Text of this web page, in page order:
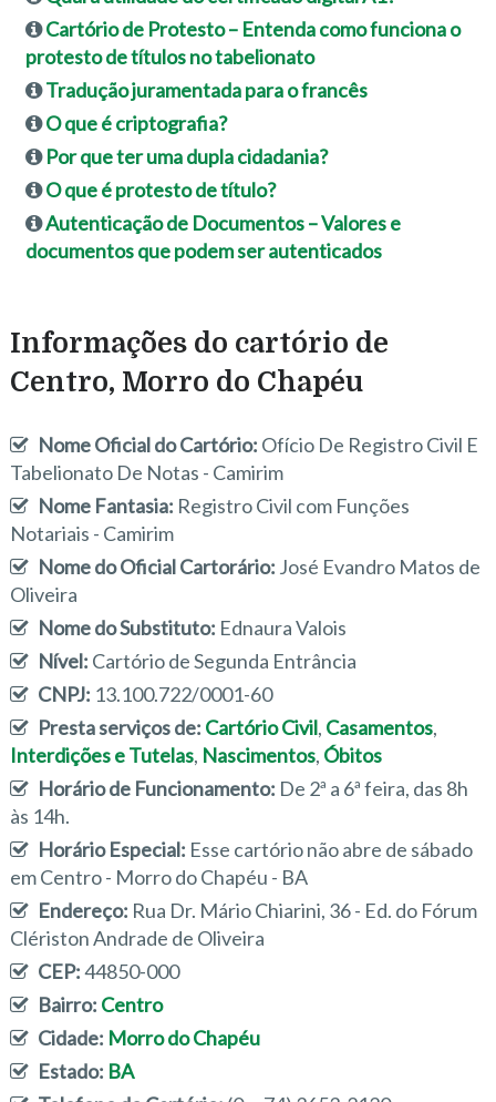
Cartório de Protesto – Entenda como funciona o
protesto de títulos no tabelionato
Tradução juramentada para o francês
O que é criptografia?
Por que ter uma dupla cidadania?
O que é protesto de título?
Autenticação de Documentos – Valores e
documentos que podem ser autenticados
Informações do cartório de
Centro, Morro do Chapéu
Nome Oficial do Cartório: Ofício De Registro Civil E
Tabelionato De Notas - Camirim
Nome Fantasia: Registro Civil com Funções
Notariais - Camirim
Nome do Oficial Cartorário: José Evandro Matos de
Oliveira
Nome do Substituto: Ednaura Valois
Nível: Cartório de Segunda Entrância
CNPJ: 13.100.722/0001-60
Presta serviços de: Cartório Civil, Casamentos,
Interdições e Tutelas, Nascimentos, Óbitos
Horário de Funcionamento: De 2ª a 6ª feira, das 8h
às 14h.
Horário Especial: Esse cartório não abre de sábado
em Centro - Morro do Chapéu - BA
Endereço: Rua Dr. Mário Chiarini, 36 - Ed. do Fórum
Clériston Andrade de Oliveira
CEP:44850-000
Bairro: Centro
Cidade: Morro do Chapéu
Estado: BA